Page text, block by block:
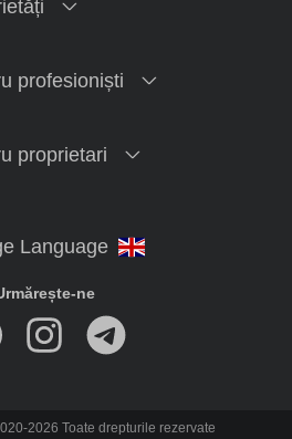
profesioniști
proprietari
ne
2026 Toate drepturile rezervate